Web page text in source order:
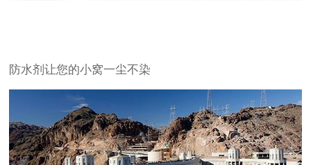
防水剂让您的小窝一尘不染